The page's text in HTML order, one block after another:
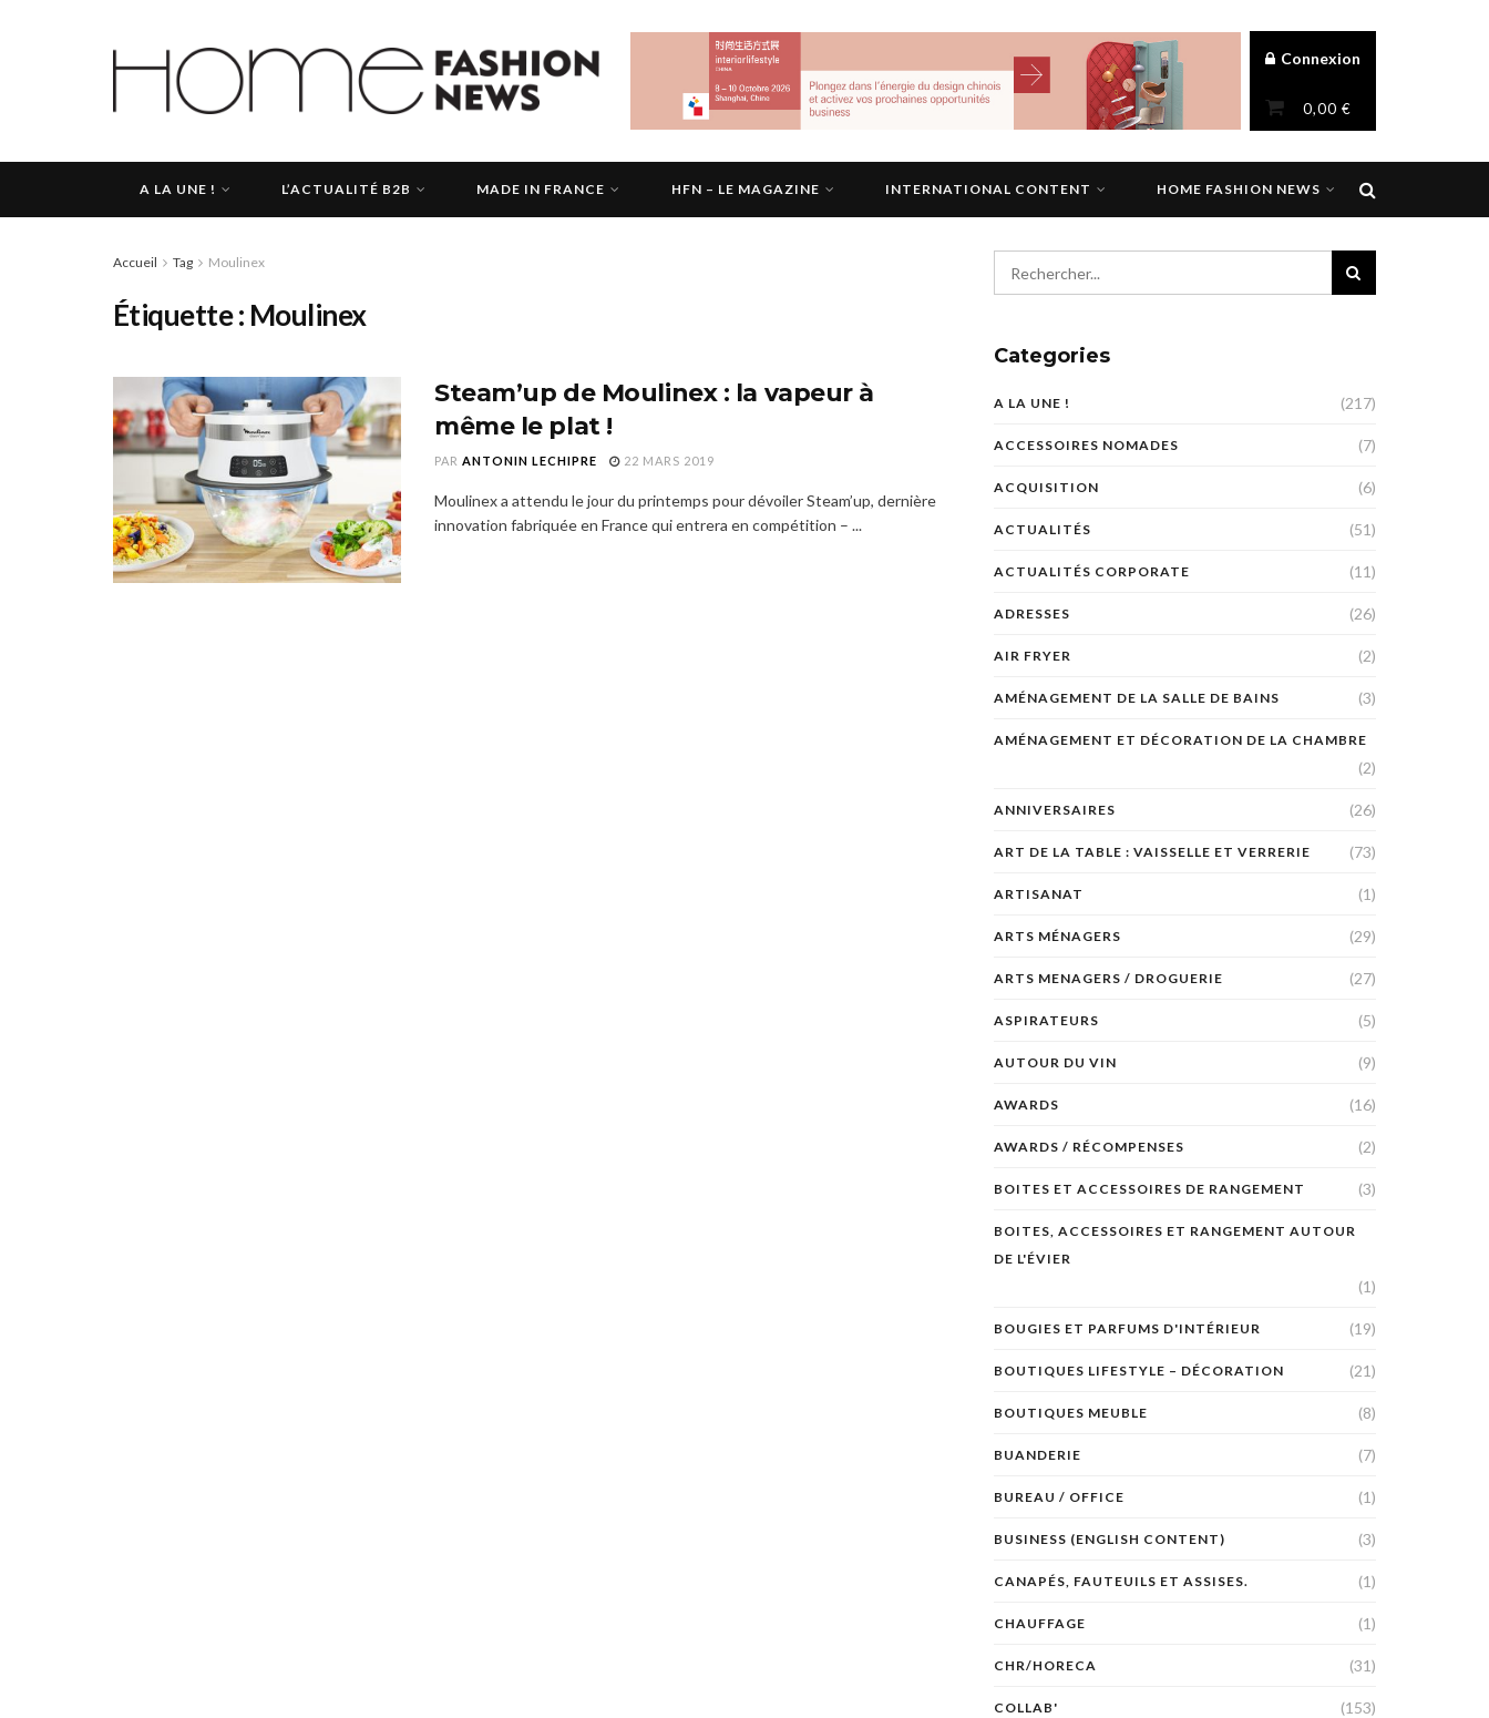
Connexion
0,00 €
A LA UNE ! L’ACTUALITÉ B2B MADE IN FRANCE HFN – LE MAGAZINE INTERNATIONAL CONTENT HOME FASHION NEWS
Accueil Tag Moulinex
Étiquette : Moulinex
Steam’up de Moulinex : la vapeur à
même le plat !
PAR ANTONIN LECHIPRE 22 MARS 2019
Moulinex a attendu le jour du printemps pour dévoiler Steam’up, dernière
innovation fabriquée en France qui entrera en compétition – ...
Categories
A LA UNE ! (217)
ACCESSOIRES NOMADES (7)
ACQUISITION (6)
ACTUALITÉS (51)
ACTUALITÉS CORPORATE (11)
ADRESSES (26)
AIR FRYER (2)
AMÉNAGEMENT DE LA SALLE DE BAINS (3)
AMÉNAGEMENT ET DÉCORATION DE LA CHAMBRE
(2)
ANNIVERSAIRES (26)
ART DE LA TABLE : VAISSELLE ET VERRERIE (73)
ARTISANAT (1)
ARTS MÉNAGERS (29)
ARTS MENAGERS / DROGUERIE (27)
ASPIRATEURS (5)
AUTOUR DU VIN (9)
AWARDS (16)
AWARDS / RÉCOMPENSES (2)
BOITES ET ACCESSOIRES DE RANGEMENT (3)
BOITES, ACCESSOIRES ET RANGEMENT AUTOUR
DE L'ÉVIER
(1)
BOUGIES ET PARFUMS D'INTÉRIEUR (19)
BOUTIQUES LIFESTYLE – DÉCORATION (21)
BOUTIQUES MEUBLE (8)
BUANDERIE (7)
BUREAU / OFFICE (1)
BUSINESS (ENGLISH CONTENT) (3)
CANAPÉS, FAUTEUILS ET ASSISES. (1)
CHAUFFAGE (1)
CHR/HORECA (31)
COLLAB' (153)